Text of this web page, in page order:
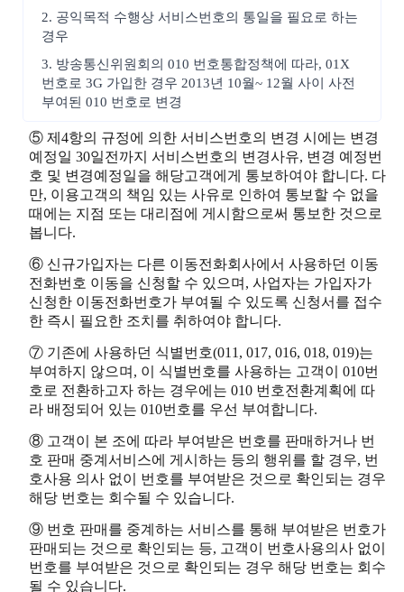
2. 공익목적 수행상 서비스번호의 통일을 필요로 하는
경우
3. 방송통신위원회의 010 번호통합정책에 따라, 01X
번호로 3G 가입한 경우 2013년 10월~ 12월 사이 사전
부여된 010 번호로 변경
⑤ 제4항의 규정에 의한 서비스번호의 변경 시에는 변경
예정일 30일전까지 서비스번호의 변경사유, 변경 예정번
호 및 변경예정일을 해당고객에게 통보하여야 합니다. 다
만, 이용고객의 책임 있는 사유로 인하여 통보할 수 없을
때에는 지점 또는 대리점에 게시함으로써 통보한 것으로
봅니다.
⑥ 신규가입자는 다른 이동전화회사에서 사용하던 이동
전화번호 이동을 신청할 수 있으며, 사업자는 가입자가
신청한 이동전화번호가 부여될 수 있도록 신청서를 접수
한 즉시 필요한 조치를 취하여야 합니다.
⑦ 기존에 사용하던 식별번호(011, 017, 016, 018, 019)는
부여하지 않으며, 이 식별번호를 사용하는 고객이 010번
호로 전환하고자 하는 경우에는 010 번호전환계획에 따
라 배정되어 있는 010번호를 우선 부여합니다.
⑧ 고객이 본 조에 따라 부여받은 번호를 판매하거나 번
호 판매 중계서비스에 게시하는 등의 행위를 할 경우, 번
호사용 의사 없이 번호를 부여받은 것으로 확인되는 경우
해당 번호는 회수될 수 있습니다.
⑨ 번호 판매를 중계하는 서비스를 통해 부여받은 번호가
판매되는 것으로 확인되는 등, 고객이 번호사용의사 없이
번호를 부여받은 것으로 확인되는 경우 해당 번호는 회수
될 수 있습니다.